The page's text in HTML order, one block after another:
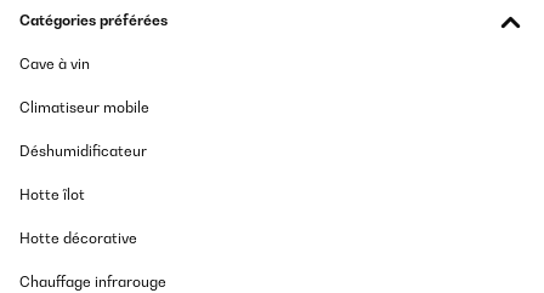
Catégories préférées
Cave à vin
Climatiseur mobile
Déshumidificateur
Hotte îlot
Hotte décorative
Chauffage infrarouge